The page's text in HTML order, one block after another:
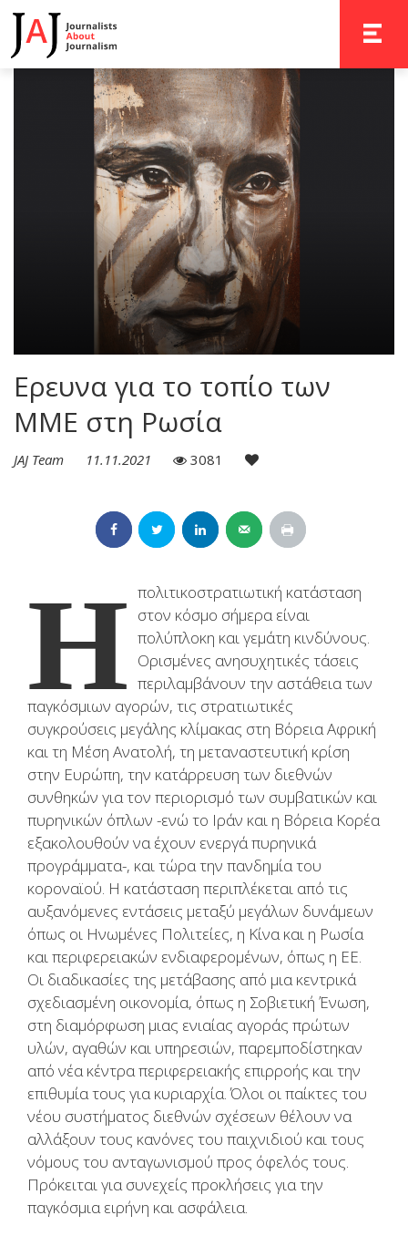
Ερευνα για το τοπίο των
ΜΜΕ στη Ρωσία
JAJ Team 11.11.2021 3081
Η πολιτικοστρατιωτική κατάσταση
στον κόσμο σήμερα είναι
πολύπλοκη και γεμάτη κινδύνους.
Ορισμένες ανησυχητικές τάσεις
περιλαμβάνουν την αστάθεια των
παγκόσμιων αγορών, τις στρατιωτικές
συγκρούσεις μεγάλης κλίμακας στη Βόρεια Αφρική
και τη Μέση Ανατολή, τη μεταναστευτική κρίση
στην Ευρώπη, την κατάρρευση των διεθνών
συνθηκών για τον περιορισμό των συμβατικών και
πυρηνικών όπλων -ενώ το Ιράν και η Βόρεια Κορέα
εξακολουθούν να έχουν ενεργά πυρηνικά
προγράμματα-, και τώρα την πανδημία του
κοροναϊού. Η κατάσταση περιπλέκεται από τις
αυξανόμενες εντάσεις μεταξύ μεγάλων δυνάμεων
όπως οι Ηνωμένες Πολιτείες, η Κίνα και η Ρωσία
και περιφερειακών ενδιαφερομένων, όπως η ΕΕ.
Οι διαδικασίες της μετάβασης από μια κεντρικά
σχεδιασμένη οικονομία, όπως η Σοβιετική Ένωση,
στη διαμόρφωση μιας ενιαίας αγοράς πρώτων
υλών, αγαθών και υπηρεσιών, παρεμποδίστηκαν
από νέα κέντρα περιφερειακής επιρροής και την
επιθυμία τους για κυριαρχία. Όλοι οι παίκτες του
νέου συστήματος διεθνών σχέσεων θέλουν να
αλλάξουν τους κανόνες του παιχνιδιού και τους
νόμους του ανταγωνισμού προς όφελός τους.
Πρόκειται για συνεχείς προκλήσεις για την
παγκόσμια ειρήνη και ασφάλεια.